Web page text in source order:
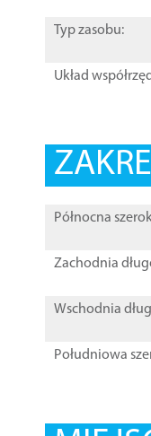
Typ zasobu:
Układ
Północna
Zachodnia
Wschodnia
Południowa